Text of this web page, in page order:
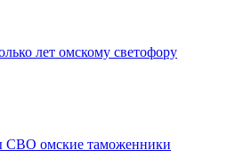
лет омскому светофору
СВО омские таможенники